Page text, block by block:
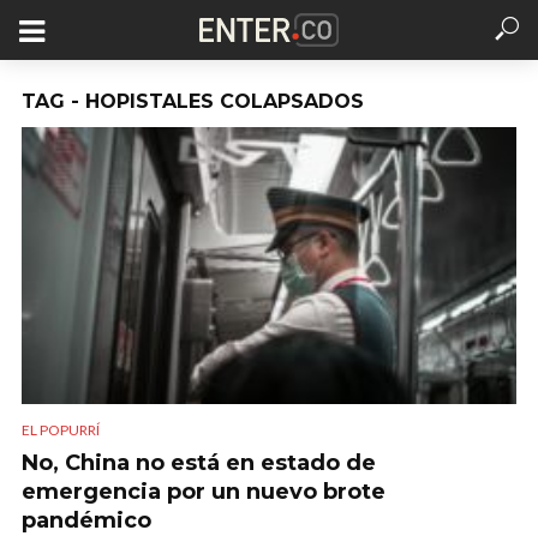
TAG - HOPISTALES COLAPSADOS
EL POPURRÍ
No, China no está en estado de
emergencia por un nuevo brote
pandémico